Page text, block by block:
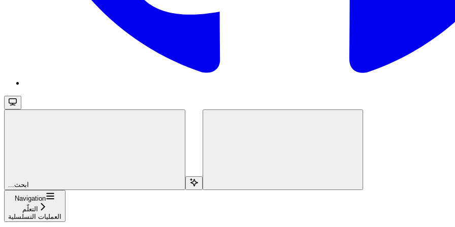
...ابحث
Navigation
التعلّم
العمليات التسلسلية